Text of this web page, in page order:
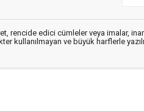
rencide edici cümleler veya imalar,
kullanılmayan ve büyük harflerle